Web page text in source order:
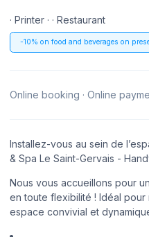
· Printer · · Restaurant
-10% on food and beverages on
Online booking · Online
Installez-vous au sein de
& Spa Le Saint-Gervais -
Nous vous accueillons pour
en toute flexibilité ! Idéal
espace convivial et